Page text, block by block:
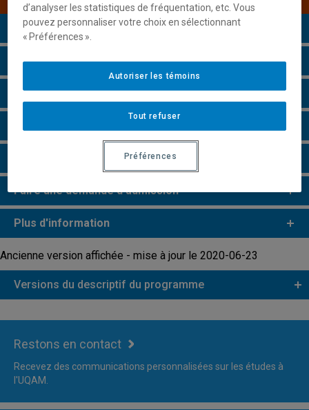
Présentation du programme
Conditions d'admission
Cours à suivre et horaires
Remarques et règlements
Faire une demande d'admission
Plus d'information
Ancienne version affichée - mise à jour le 2020-06-23
Versions du descriptif du programme
Restons en contact
Recevez des communications personnalisées sur les études à
l'UQAM.
d’analyser les statistiques de fréquentation, etc. Vous
pouvez personnaliser votre choix en sélectionnant
« Préférences ».
Tout refuser
Autoriser les témoins
Préférences